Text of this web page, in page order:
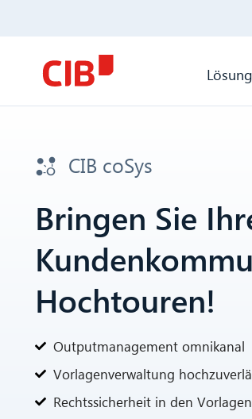
CIB coSys
Bringen Sie
Hochtouren!
Outputmanagement omnikanal
Vorlagenverwaltung
Rechtssicherheit in den Vorlagen